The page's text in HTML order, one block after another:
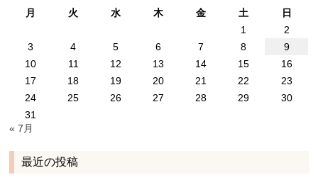
月
火 水 木 金 土
日
1
2
3
4 5 6 7 8
9
10
11 12 13 14 15
16
17
18 19 20 21 22
23
24
25 26 27 28 29
30
31
« 7月
最近の投稿